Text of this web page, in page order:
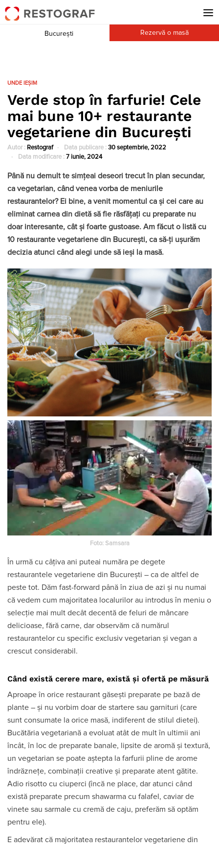
București Rezervă o masă
UNDE IEȘIM
Verde stop în farfurie! Cele
mai bune 10+ restaurante
vegetariene din București
Autor : Restograf Data publicare : 30 septembrie, 2022
Data modificare : 7 iunie, 2024
Până nu demult te simțeai deseori trecut în plan secundar,
ca vegetarian, când venea vorba de meniurile
restaurantelor? Ei bine, a venit momentul ca și cei care au
eliminat carnea din dietă să fie răsfățați cu preparate nu
doar interesante, cât și foarte gustoase. Am făcut o listă cu
10 restaurante vegetariene din București, ca să-ți ușurăm
decizia atunci când alegi unde să ieși la masă.
Foto: Samsara
În urmă cu câțiva ani puteai număra pe degete
restaurantele vegetariene din București – ca de altfel de
peste tot. Dăm fast-forward până în ziua de azi și nu numai
că vedem cum majoritatea localurilor au introdus în meniu o
selecție mai mult decât decentă de feluri de mâncare
delicioase, fără carne, dar observăm că numărul
restaurantelor cu specific exclusiv vegetarian și vegan a
crescut considerabil.
Când există cerere mare, există și ofertă pe măsură
Aproape în orice restaurant găsești preparate pe bază de
plante – și nu vorbim doar de startere sau garnituri (care
sunt consumate la orice masă, indiferent de stilul dietei).
Bucătăria vegetariană a evoluat atât de mult în ultimii ani
încât, în loc de preparate banale, lipsite de aromă și textură,
un vegetarian se poate aștepta la farfurii pline de arome
îndrăznețe, combinații creative și preparate atent gătite.
Adio risotto cu ciuperci (încă ne place, dar atunci când
există preparate precum shawarma cu falafel, caviar de
vinete sau sarmale cu cremă de caju, preferăm să optăm
pentru ele).
E adevărat că majoritatea restaurantelor vegetariene din